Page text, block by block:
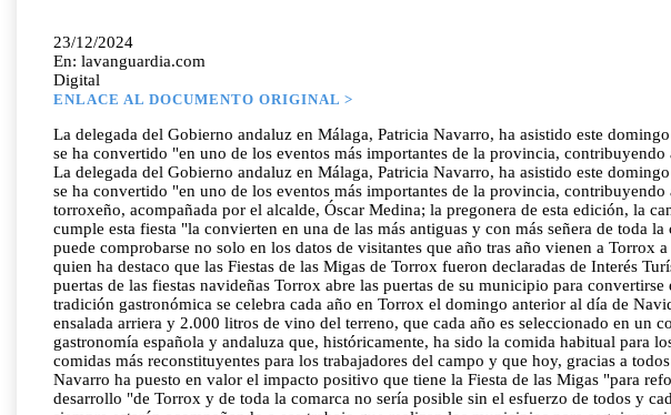
23/12/2024
En: lavanguardia.com
Digital
ENLACE AL DOCUMENTO ORIGINAL >
La delegada del Gobierno andaluz en Málaga, Patricia Navarro, ha asistido este
se ha convertido "en uno de los eventos más importantes de la provincia,
La delegada del Gobierno andaluz en Málaga, Patricia Navarro, ha asistido este
se ha convertido "en uno de los eventos más importantes de la provincia,
torroxeño, acompañada por el alcalde, Óscar Medina; la pregonera de esta edición, la
cumple esta fiesta "la convierten en una de las más antiguas y con más señera de
puede comprobarse no solo en los datos de visitantes que año tras año vienen a
quien ha destaco que las Fiestas de las Migas de Torrox fueron declaradas de Interés
puertas de las fiestas navideñas Torrox abre las puertas de su municipio para
tradición gastronómica se celebra cada año en Torrox el domingo anterior al día de
ensalada arriera y 2.000 litros de vino del terreno, que cada año es seleccionado en un
gastronomía española y andaluza que, históricamente, ha sido la comida habitual para
comidas más reconstituyentes para los trabajadores del campo y que hoy, gracias a
Navarro ha puesto en valor el impacto positivo que tiene la Fiesta de las Migas "para
desarrollo "de Torrox y de toda la comarca no sería posible sin el esfuerzo de todos y